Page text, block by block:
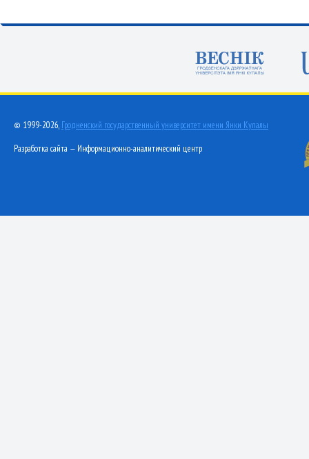
© 1999-2026, Гродненский государственный университет имени Янки Купалы
Разработка сайта — Информационно-аналитический центр